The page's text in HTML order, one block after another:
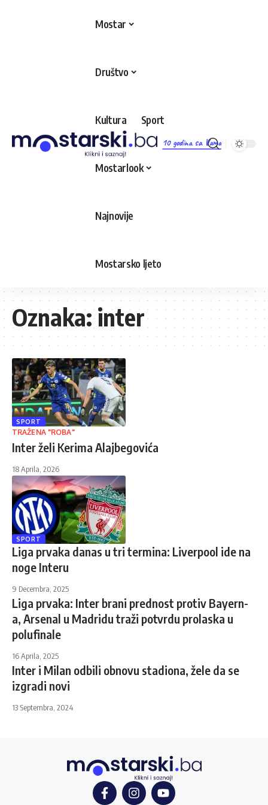
10 godina sa Vama
Mostar
Društvo
Kultura Sport
Mostarlook
Najnovije
Mostarsko ljeto
Oznaka:inter
SPORT
TRAŽENA "ROBA"
Inter želi Kerima Alajbegovića
18 Aprila, 2026
SPORT
Liga prvaka danas u tri termina: Liverpool ide na
noge Interu
9 Decembra, 2025
Liga prvaka: Inter brani prednost protiv Bayern-
a, Arsenal u Madridu traži potvrdu prolaska u
polufinale
16 Aprila, 2025
Inter i Milan odbili obnovu stadiona, žele da se
izgradi novi
13 Septembra, 2024